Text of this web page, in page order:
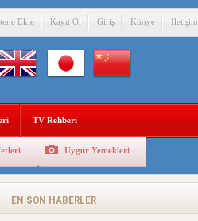
Ekle Kayıt Ol Giriş Künye İletişim
TV Rehberi
Uygur Yemekleri
EN SON HABERLER